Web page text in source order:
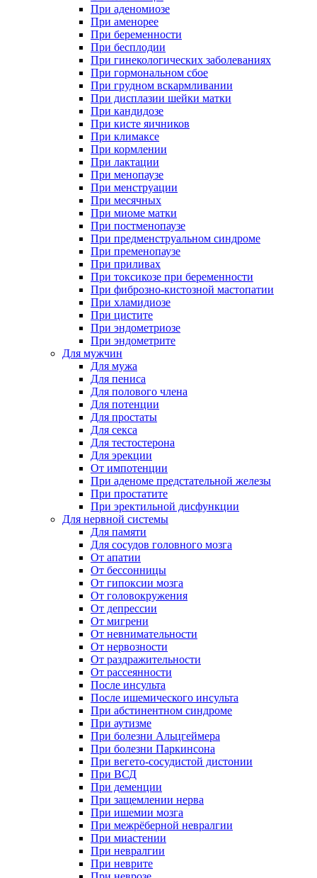
При аденомиозе
При аменорее
При беременности
При бесплодии
При гинекологических заболеваниях
При гормональном сбое
При грудном вскармливании
При дисплазии шейки матки
При кандидозе
При кисте яичников
При климаксе
При кормлении
При лактации
При менопаузе
При менструации
При месячных
При миоме матки
При постменопаузе
При предменструальном синдроме
При пременопаузе
При приливах
При токсикозе при беременности
При фиброзно-кистозной мастопатии
При хламидиозе
При цистите
При эндометриозе
При эндометрите
Для мужчин
Для мужа
Для пениса
Для полового члена
Для потенции
Для простаты
Для секса
Для тестостерона
Для эрекции
От импотенции
При аденоме предстательной железы
При простатите
При эректильной дисфункции
Для нервной системы
Для памяти
Для сосудов головного мозга
От апатии
От бессонницы
От гипоксии мозга
От головокружения
От депрессии
От мигрени
От невнимательности
От нервозности
От раздражительности
От рассеянности
После инсульта
После ишемического инсульта
При абстинентном синдроме
При аутизме
При болезни Альцгеймера
При болезни Паркинсона
При вегето-сосудистой дистонии
При ВСД
При деменции
При защемлении нерва
При ишемии мозга
При межрёберной невралгии
При миастении
При невралгии
При неврите